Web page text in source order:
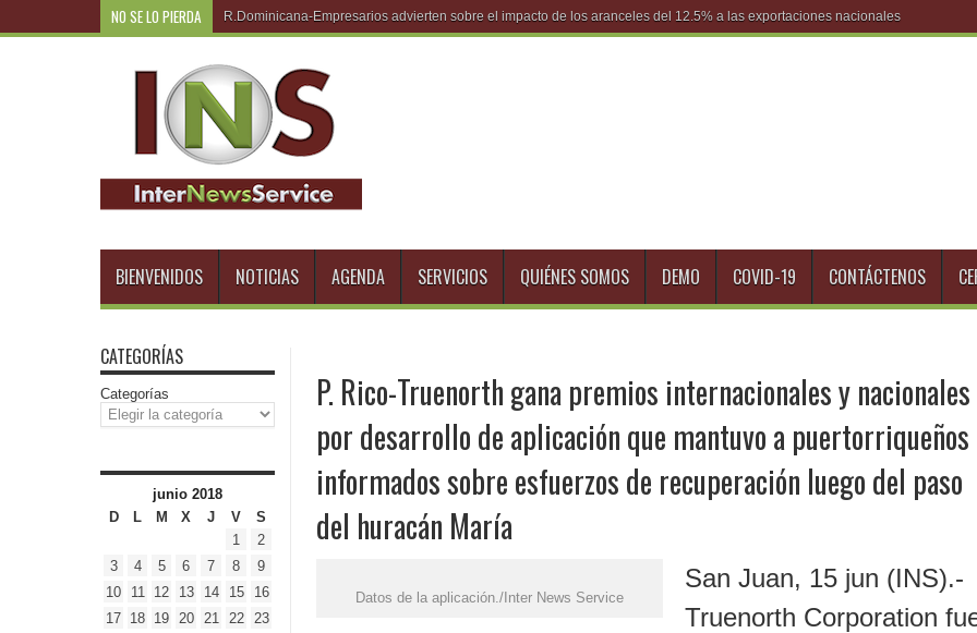
NO SE LO PIERDA R.Dominicana-Empresarios advierten sobre el impacto de los aranceles del 12.5% a las exportaciones nacionales
BIENVENIDOS NOTICIAS AGENDA SERVICIOS QUIÉNES SOMOS DEMO COVID-19 CONTÁCTENOS
P. Rico-Truenorth gana premios internacionales y nacionales
por desarrollo de aplicación que mantuvo a puertorriqueños
informados sobre esfuerzos de recuperación luego del paso
del huracán María
Datos de la aplicación./Inter News Service
San Juan, 15 jun (INS).-
Truenorth Corporation
CATEGORÍAS
Categorías
junio 2018
D
L M X J V
S
1
2
3
4 5 6 7 8
9
10
11 12 13 14 15
16
17 18 19 20 21 22
23